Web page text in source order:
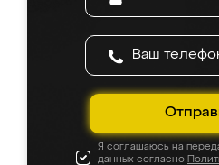
Я соглашаюсь на
данных согласно